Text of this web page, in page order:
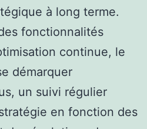
à long terme.
fonctionnalités
continue, le
démarquer
un suivi régulier
en fonction des